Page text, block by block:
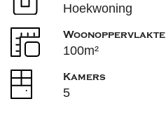
Hoekwoning
Woonoppervlakte
100m²
Kamers
5